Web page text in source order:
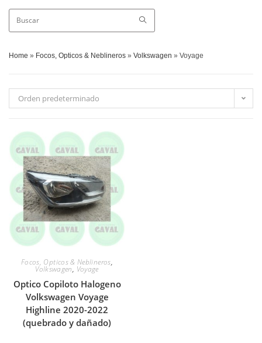
Home » Focos, Opticos & Neblineros » Volkswagen » Voyage
Orden predeterminado
Focos, Opticos & Neblineros,
Volkswagen, Voyage
Optico Copiloto Halogeno
Volkswagen Voyage
Highline 2020-2022
(quebrado y dañado)